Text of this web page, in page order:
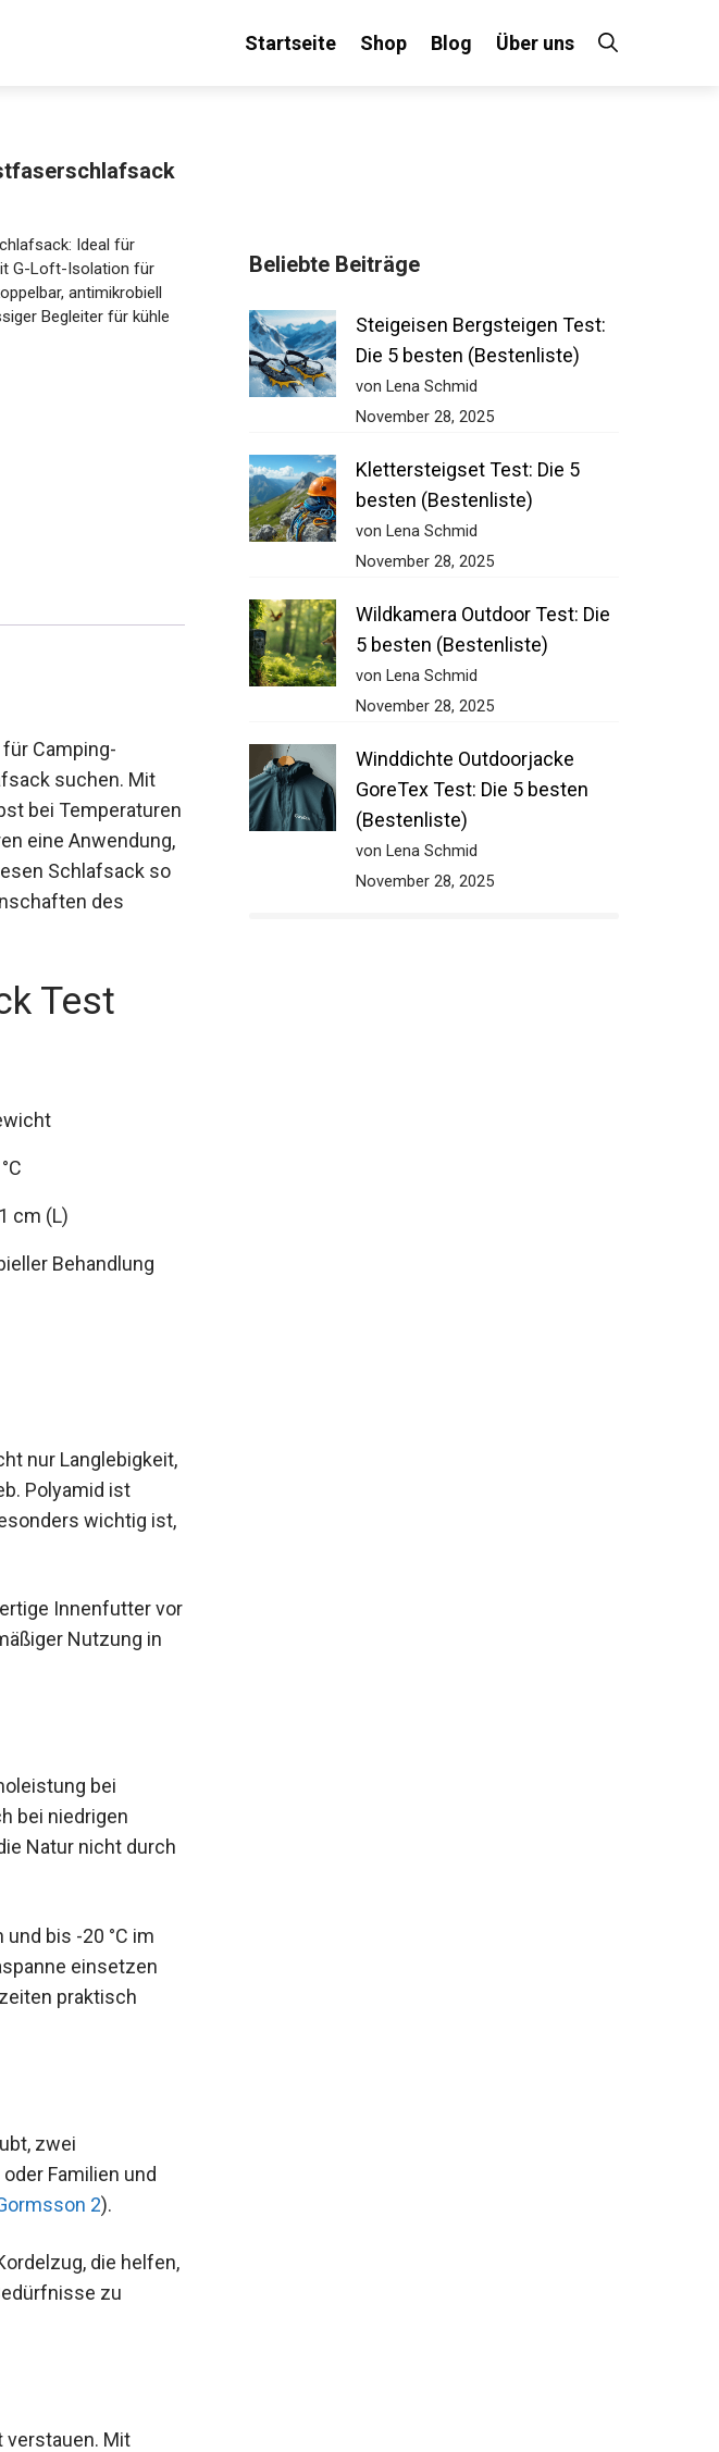
Startseite Shop Blog Über uns
Ideal für
G-Loft-Isolation für
antimikrobiell
Begleiter für kühle
Camping-
suchen. Mit
bei
garantieren
genau macht
und
Test
cm (L)
Behandlung
nur
Abrieb.
Touren
Innenfutter
bei
bei niedrigen
Natur nicht
bis -20 °C im
einsetzen
praktisch
zwei
Familien und
2).
die
Bedürfnisse
verstauen. Mit
Beliebte Beiträge
Steigeisen Bergsteigen Test:
Die 5 besten (Bestenliste)
von Lena Schmid
November 28, 2025
Klettersteigset Test: Die 5
besten (Bestenliste)
von Lena Schmid
November 28, 2025
Wildkamera Outdoor Test: Die
5 besten (Bestenliste)
von Lena Schmid
November 28, 2025
Winddichte Outdoorjacke
GoreTex Test: Die 5 besten
(Bestenliste)
von Lena Schmid
November 28, 2025
Sale
im Sale bei Decathlon an!